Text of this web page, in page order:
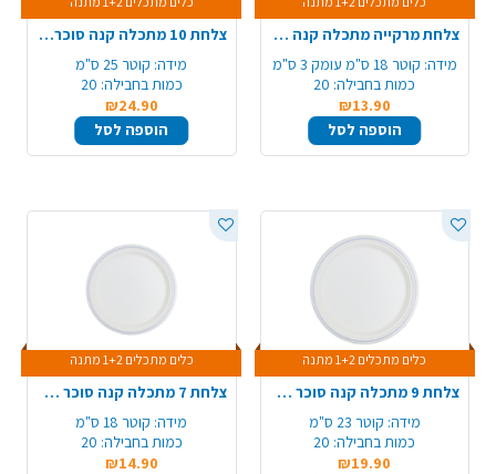
צלחת מרקייה מתכלה קנה סוכר מודפס 20 יח' - זהב
מידה: קוטר 18 ס"מ עומק 3 ס"מ
כמות בחבילה: 20
₪13.90
הוספה לסל
צלחת 10 מתכלה קנה סוכר מודפס 20 יח' - כסף
מידה: קוטר 25 ס"מ
כמות בחבילה: 20
₪24.90
הוספה לסל
כלים מתכלים 1+2 מתנה
צלחת 9 מתכלה קנה סוכר מודפס 20 יח' - כסף
מידה: קוטר 23 ס"מ
כמות בחבילה: 20
₪19.90
כלים מתכלים 1+2 מתנה
צלחת 7 מתכלה קנה סוכר מודפס 20 יח' - כסף
מידה: קוטר 18 ס"מ
כמות בחבילה: 20
₪14.90